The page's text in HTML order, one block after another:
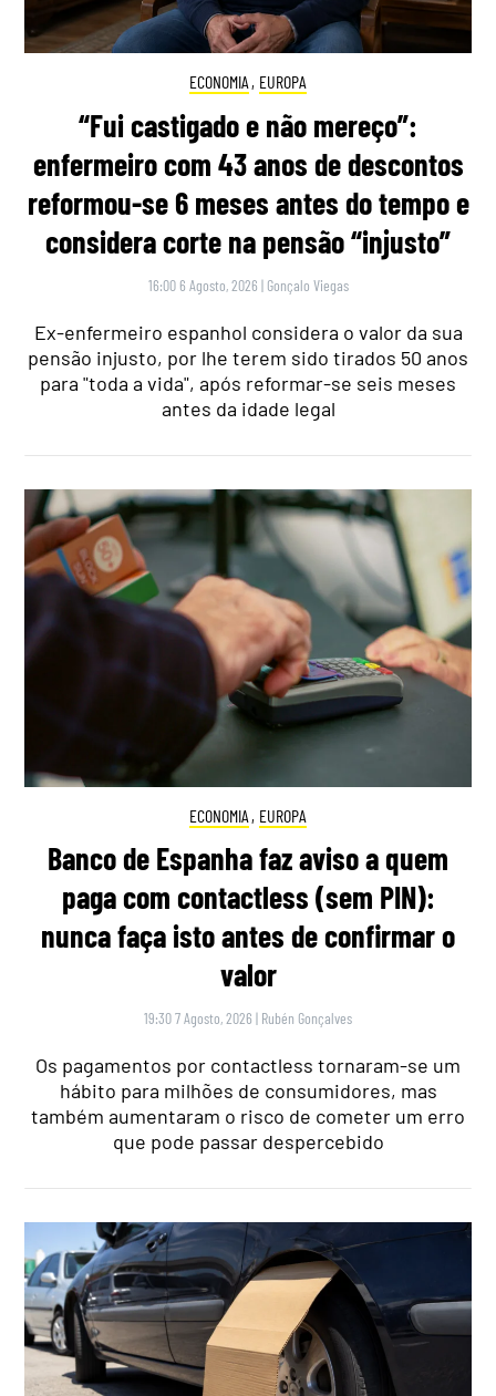
ECONOMIA , EUROPA
“Fui castigado e não mereço”:
enfermeiro com 43 anos de descontos
reformou-se 6 meses antes do tempo e
considera corte na pensão “injusto”
16:00 6 Agosto, 2026 | Gonçalo Viegas
Ex-enfermeiro espanhol considera o valor da sua
pensão injusto, por lhe terem sido tirados 50 anos
para "toda a vida", após reformar-se seis meses
antes da idade legal
ECONOMIA , EUROPA
Banco de Espanha faz aviso a quem
paga com contactless (sem PIN):
nunca faça isto antes de confirmar o
valor
19:30 7 Agosto, 2026 | Rubén Gonçalves
Os pagamentos por contactless tornaram-se um
hábito para milhões de consumidores, mas
também aumentaram o risco de cometer um erro
que pode passar despercebido